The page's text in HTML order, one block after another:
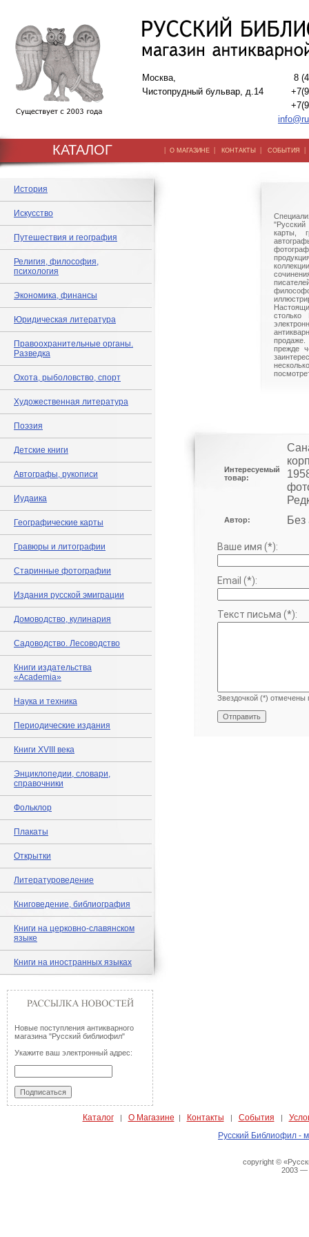
Москва,
Чистопрудный бульвар, д.14
8
КАТАЛОГ | О МАГАЗИНЕ | КОНТАКТЫ | СОБЫТИЯ
История
Искусство
Путешествия и география
Религия, философия,
психология
Экономика, финансы
Юридическая литература
Правоохранительные органы.
Разведка
Охота, рыболовство, спорт
Художественная литература
Поэзия
Детские книги
Автографы, рукописи
Иудаика
Географические карты
Гравюры и литографии
Старинные фотографии
Издания русской эмиграции
Домоводство, кулинария
Садоводство. Лесоводство
Книги издательства
«Academia»
Наука и техника
Периодические издания
Книги XVIII века
Энциклопедии, словари,
справочники
Фольклор
Плакаты
Открытки
Литературоведение
Книговедение, библиография
Книги на церковно-славянском
языке
Книги на иностранных языках
Новые поступления антикварного
магазина "Русский библиофил"
Укажите ваш электронный адрес:
"Русский
карты,
столько
прежде
Интересуемый
товар:
Автор: Без
Ваше имя (*):
Email (*):
Текст письма (*):
Звездочкой (*) отмечены
Каталог| О Магазине | Контакты | События |
Русский Библиофил -
copyright ©
2003 —